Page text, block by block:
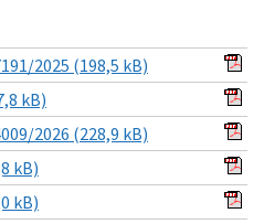
2025 (198,5 kB)
kB)
2026 (228,9 kB)
kB)
kB)